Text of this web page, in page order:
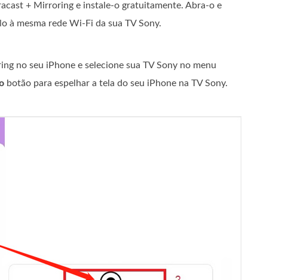
+ Mirroring e instale-o gratuitamente. Abra-o e
à mesma rede Wi-Fi da sua TV Sony.
no seu iPhone e selecione sua TV Sony no menu
botão para espelhar a tela do seu iPhone na TV Sony.